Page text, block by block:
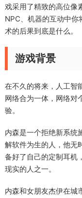
戏采用了精致的高位像
NPC、机器的互动中你
术的后果到底是什么。
游戏背景
在不久的将来，人工智
网络合为一体，网络对
验。
内森是一个拒绝新系统
解软件为生的人，他无
备好了自己的定制耳机
现实的人之一。
内森和女朋友杰伊在城